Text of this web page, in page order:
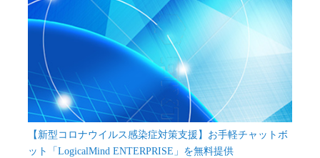
【新型コロナウイルス感染症対策支援】お手軽チャットボ
ット「LogicalMind ENTERPRISE」を無料提供